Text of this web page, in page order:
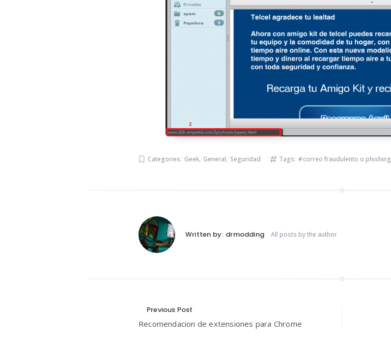
Categories: Geek, General, Seguridad Tags: correo fraudulento o phishing
Written by: drmodding All posts by the author
Navegación
de
Previous Post
Recomendacion de extensiones para Chrome